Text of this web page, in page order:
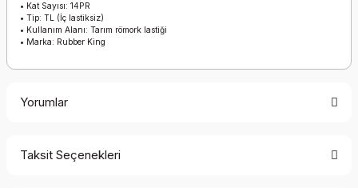
• Kat Sayısı: 14PR
• Tip: TL (İç lastiksiz)
• Kullanım Alanı: Tarım römork lastiği
• Marka: Rubber King
Yorumlar
Taksit Seçenekleri